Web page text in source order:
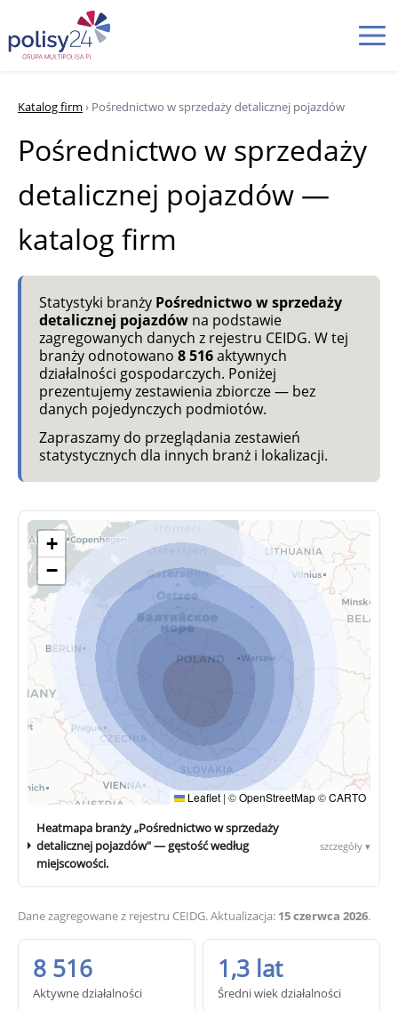
Katalog firm › Pośrednictwo w sprzedaży detalicznej pojazdów
Pośrednictwo w sprzedaży
detalicznej pojazdów —
katalog firm
Statystyki branży Pośrednictwo w sprzedaży
detalicznej pojazdów na podstawie
zagregowanych danych z rejestru CEIDG. W tej
branży odnotowano 8 516aktywnych
działalności gospodarczych. Poniżej
prezentujemy zestawienia zbiorcze — bez
danych pojedynczych podmiotów.
Zapraszamy do przeglądania zestawień
statystycznych dla innych branż i lokalizacji.
+
−
Leaflet | ©OpenStreetMap©CARTO
Heatmapa branży „Pośrednictwo w sprzedaży
detalicznej pojazdów" — gęstość według
miejscowości.
szczegóły ▾
Dane zagregowane z rejestru CEIDG. Aktualizacja: 15 czerwca 2026.
8 516
Aktywne działalności
1,3 lat
Średni wiek działalności